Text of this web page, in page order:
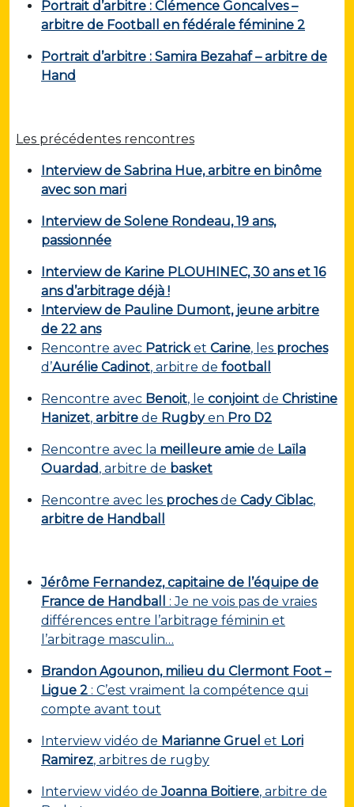
Portrait d’arbitre : Clémence Goncalves –
arbitre de Football en fédérale féminine 2
Portrait d’arbitre : Samira Bezahaf – arbitre de
Hand
Les précédentes rencontres
Interview de Sabrina Hue, arbitre en binôme
avec son mari
Interview de Solene Rondeau, 19 ans,
passionnée
Interview de Karine PLOUHINEC, 30 ans et 16
ans d’arbitrage déjà !
Interview de Pauline Dumont, jeune arbitre
de 22 ans
Rencontre avec Patricket Carine, les proches
d’Aurélie Cadinot, arbitre de football
Rencontre avec Benoit, le conjoint de Christine
Hanizet, arbitre de Rugbyen Pro D2
Rencontre avec la meilleure amie de Laïla
Ouardad, arbitre de basket
Rencontre avec les prochesde Cady Ciblac,
arbitre de Handball
Jérôme Fernandez, capitaine de l’équipe de
France de Handball
: Je ne vois pas de vraies
différences entre l’arbitrage féminin et
l’arbitrage masculin…
Brandon Agounon, milieu du Clermont Foot –
Ligue 2 : C’est vraiment la compétence qui
compte avant tout
Interview vidéo de Marianne Gruel et Lori
Ramirez, arbitres de rugby
Interview vidéo deJoanna Boitiere, arbitre de